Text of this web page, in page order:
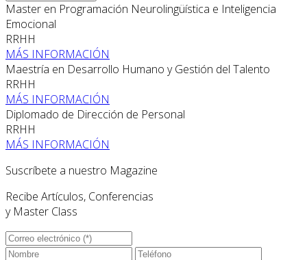
Master en Programación Neurolingüística e Inteligencia
Emocional
RRHH
MÁS INFORMACIÓN
Maestría en Desarrollo Humano y Gestión del Talento
RRHH
MÁS INFORMACIÓN
Diplomado de Dirección de Personal
RRHH
MÁS INFORMACIÓN
Suscríbete a nuestro Magazine
Recibe Artículos, Conferencias
y Master Class